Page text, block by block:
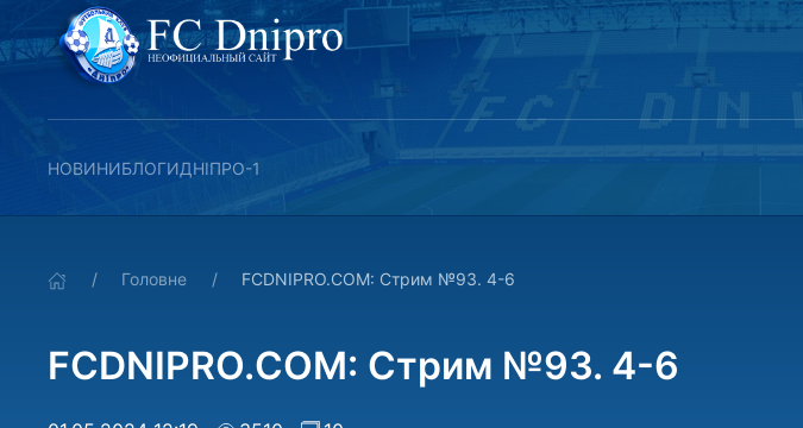
НОВИНИБЛОГИДНІПРО-1
Головне FCDNIPRO.COM: Стрим №93. 4-6
FCDNIPRO.COM: Стрим №93. 4-6